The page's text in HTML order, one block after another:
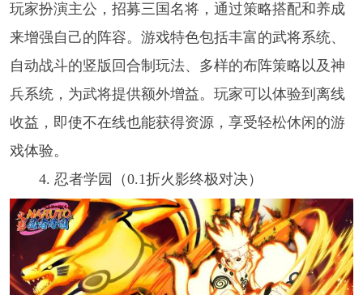
玩家扮演主公，招募三国名将，通过策略搭配和养成
来增强自己的阵容。游戏特色包括丰富的武将系统、
自动战斗的竖版回合制玩法、多样的布阵策略以及神
兵系统，为武将提供额外增益。玩家可以体验到离线
收益，即使不在线也能获得资源，享受轻松休闲的游
戏体验。
4. 忍者学园（0.1折火影终极对决）